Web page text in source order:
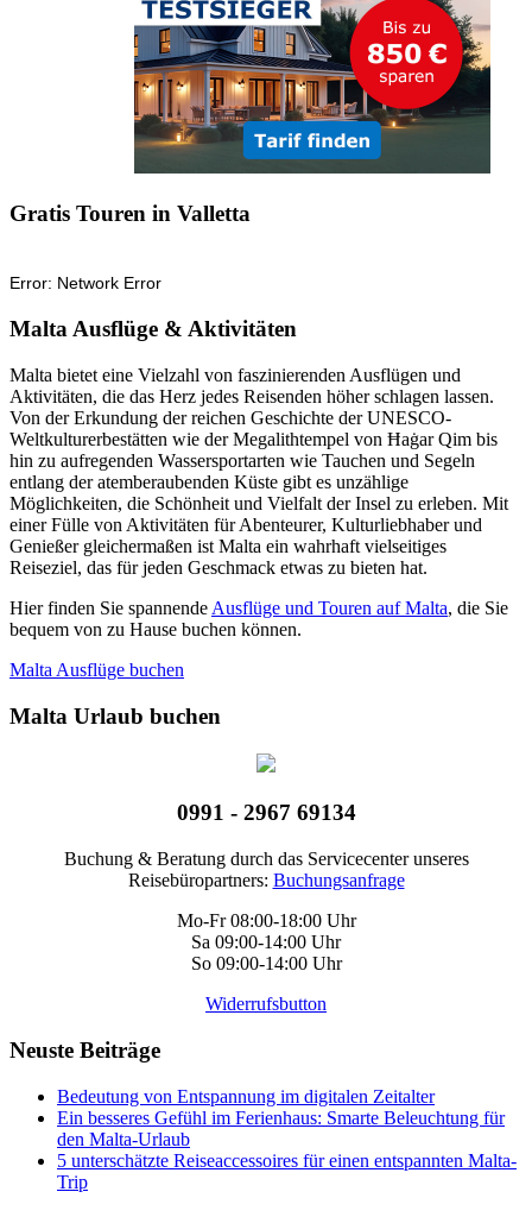
Gratis Touren in Valletta
Malta Ausflüge & Aktivitäten
Malta bietet eine Vielzahl von faszinierenden Ausflügen und
Aktivitäten, die das Herz jedes Reisenden höher schlagen lassen.
Von der Erkundung der reichen Geschichte der UNESCO-
Weltkulturerbestätten wie der Megalithtempel von Ħaġar Qim bis
hin zu aufregenden Wassersportarten wie Tauchen und Segeln
entlang der atemberaubenden Küste gibt es unzählige
Möglichkeiten, die Schönheit und Vielfalt der Insel zu erleben. Mit
einer Fülle von Aktivitäten für Abenteurer, Kulturliebhaber und
Genießer gleichermaßen ist Malta ein wahrhaft vielseitiges
Reiseziel, das für jeden Geschmack etwas zu bieten hat.
Hier finden Sie spannende Ausflüge und Touren auf Malta, die Sie
bequem von zu Hause buchen können.
Malta Ausflüge buchen
Malta Urlaub buchen
0991 - 2967 69134
Buchung & Beratung durch das Servicecenter unseres
Reisebüropartners: Buchungsanfrage
Mo-Fr 08:00-18:00 Uhr
Sa 09:00-14:00 Uhr
So 09:00-14:00 Uhr
Widerrufsbutton
Neuste Beiträge
Bedeutung von Entspannung im digitalen Zeitalter
Ein besseres Gefühl im Ferienhaus: Smarte Beleuchtung für
den Malta-Urlaub
5 unterschätzte Reiseaccessoires für einen entspannten Malta-
Trip